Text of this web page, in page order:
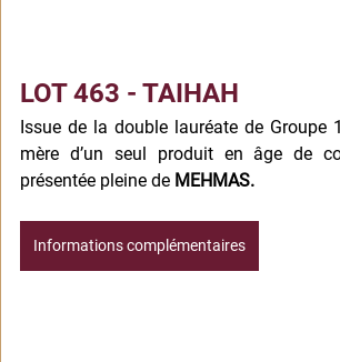
LOT 463 - TAIHAH
Issue de la double lauréate de Groupe 1
mère d’un seul produit en âge de
présentée pleine de MEHMAS.
Informations complémentaires